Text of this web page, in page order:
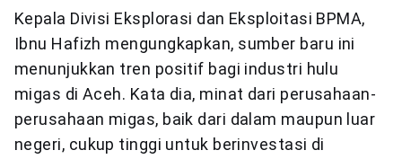
Kepala Divisi Eksplorasi dan Eksploitasi BPMA,
Ibnu Hafizh mengungkapkan, sumber baru ini
menunjukkan tren positif bagi industri hulu
migas di Aceh. Kata dia, minat dari perusahaan-
perusahaan migas, baik dari dalam maupun luar
negeri, cukup tinggi untuk berinvestasi di